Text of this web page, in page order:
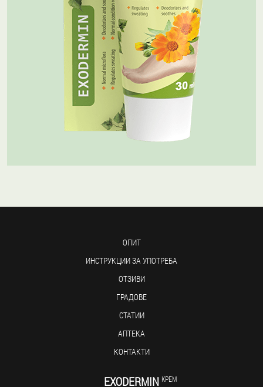
ОПИТ
ИНСТРУКЦИИ ЗА УПОТРЕБА
ОТЗИВИ
ГРАДОВЕ
СТАТИИ
АПТЕКА
КОНТАКТИ
EXODERMIN КРЕМ